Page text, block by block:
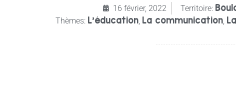
16 février, 2022 Territoire:
Thèmes: L'éducation La communication